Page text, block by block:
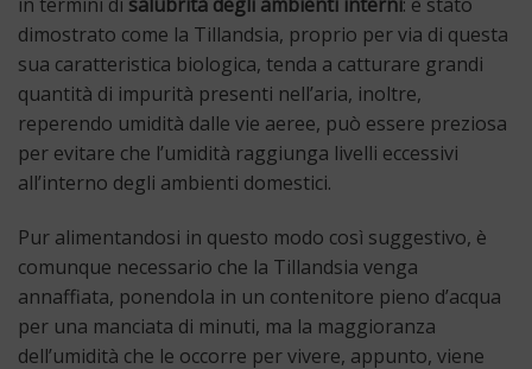
dimostrato come la Tillandsia, proprio per via di questa
sua caratteristica biologica, tenda a catturare grandi
quantità di impurità presenti nell’aria, inoltre,
reperendo umidità dalle vie aeree, può essere preziosa
per evitare che l’umidità raggiunga livelli eccessivi
all’interno degli ambienti domestici.
Pur alimentandosi in questo modo così suggestivo, è
comunque necessario che la Tillandsia venga
annaffiata, ponendola in un contenitore pieno d’acqua
per una manciata di minuti, ma la maggioranza
dell’umidità che le occorre per vivere, appunto, viene